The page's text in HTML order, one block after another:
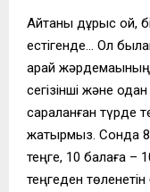
Айтқаны дұрыс қой,
естігенде… Ол
қарай
сегізінші және
сараланған түрде
жатырмыз. Сонда
теңге, 10 балаға –
теңгеден